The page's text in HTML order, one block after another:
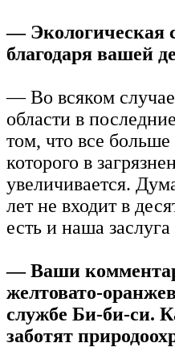
— Экологическая
благодаря вашей
— Во всяком
области в
том, что все больше
которого в
увеличивается.
лет не входит в
есть и наша
— Ваши
желтовато-
службе Би-би-си.
заботят